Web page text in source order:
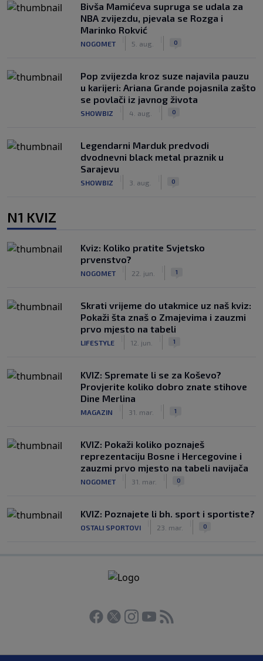
Bivša Mamićeva supruga se udala za
NBA zvijezdu, pjevala se Rozga i
Marinko Rokvić
NOGOMET 5. aug. 0
Pop zvijezda kroz suze najavila pauzu
u karijeri: Ariana Grande pojasnila zašto
se povlači iz javnog života
SHOWBIZ 4. aug. 0
Legendarni Marduk predvodi
dvodnevni black metal praznik u
Sarajevu
SHOWBIZ 3. aug. 0
N1 KVIZ
Kviz: Koliko pratite Svjetsko
prvenstvo?
NOGOMET 22. jun. 1
Skrati vrijeme do utakmice uz naš kviz:
Pokaži šta znaš o Zmajevima i zauzmi
prvo mjesto na tabeli
LIFESTYLE 12. jun. 1
KVIZ: Spremate li se za Koševo?
Provjerite koliko dobro znate stihove
Dine Merlina
MAGAZIN 31. mar. 1
KVIZ: Pokaži koliko poznaješ
reprezentaciju Bosne i Hercegovine i
zauzmi prvo mjesto na tabeli navijača
NOGOMET 31. mar. 0
KVIZ: Poznajete li bh. sport i sportiste?
OSTALI SPORTOVI 23. mar. 0